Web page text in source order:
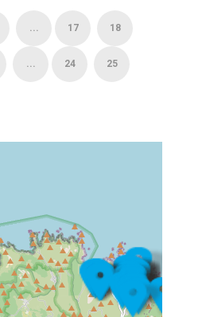
... 17 18
... 24 25